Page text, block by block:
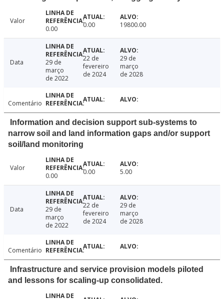
Valor
0.00
0.00 19800.00
Data
29 de
março
de 2022
22 de
fevereiro
de 2024
29 de
março
de 2028
Comentário
Information and decision support sub-systems to
narrow soil and land information gaps and/or support
soil/land monitoring
Valor
0.00
0.00 5.00
Data
29 de
março
de 2022
22 de
fevereiro
de 2024
29 de
março
de 2028
Comentário
Infrastructure and service provision models piloted
and lessons for scaling-up consolidated.